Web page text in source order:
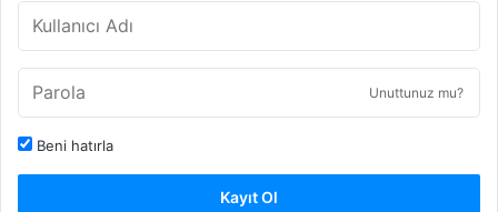
Unuttunuz mu?
Beni hatırla
Kayıt Ol